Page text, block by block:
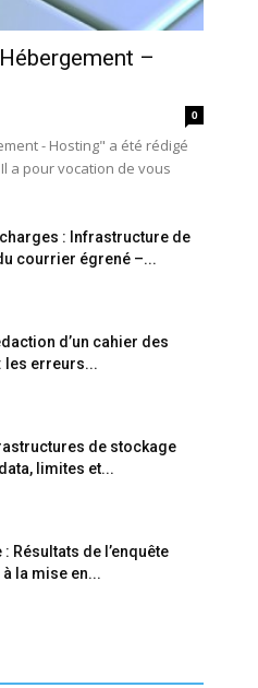
–
0
- Hosting" a été rédigé
a pour vocation de vous
: Infrastructure de
courrier égrené –...
d’un cahier des
les erreurs...
de stockage
limites et...
Résultats de l’enquête
la mise en...